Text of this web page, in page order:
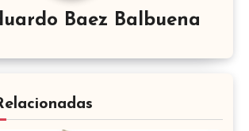
Baez Balbuena